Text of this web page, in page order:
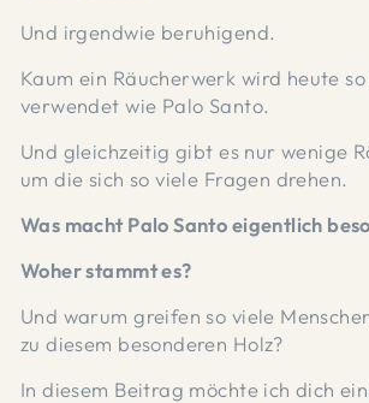
Und irgendwie beruhigend.
Kaum ein Räucherwerk wird heute
verwendet wie Palo Santo.
Und gleichzeitig gibt es nur wenige
um die sich so viele Fragen drehen.
Was macht Palo Santo eigentlich
Woher stammt es?
Und warum greifen so viele
zu diesem besonderen Holz?
In diesem Beitrag möchte ich dich